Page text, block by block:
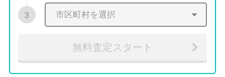
3
無料査定スタート